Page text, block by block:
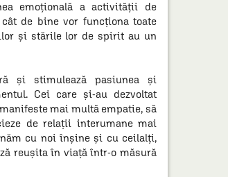
emoţională a activităţii de
de bine vor funcţiona toate
şi stările lor de spirit au un
şi stimulează pasiunea şi
Cei care şi-au dezvoltat
mai multă empatie, să
de relaţii interumane mai
cu noi înşine şi cu ceilalţi,
reuşita în viaţă într-o măsură